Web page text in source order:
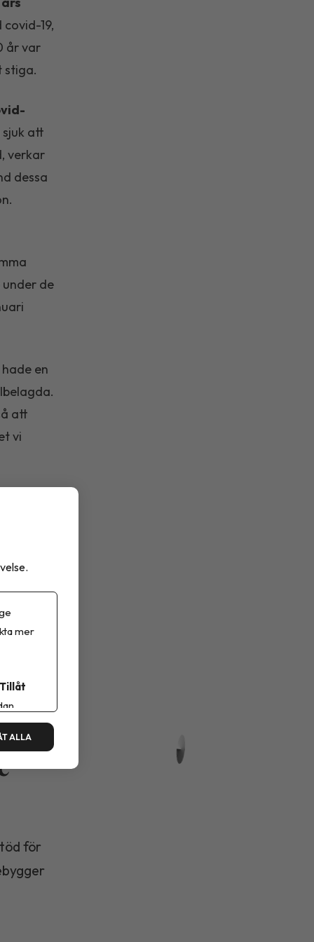
19,
år var
stiga.
att
verkar
dessa
under de
en
att
vi
för
mer
Tillåt
ALLA